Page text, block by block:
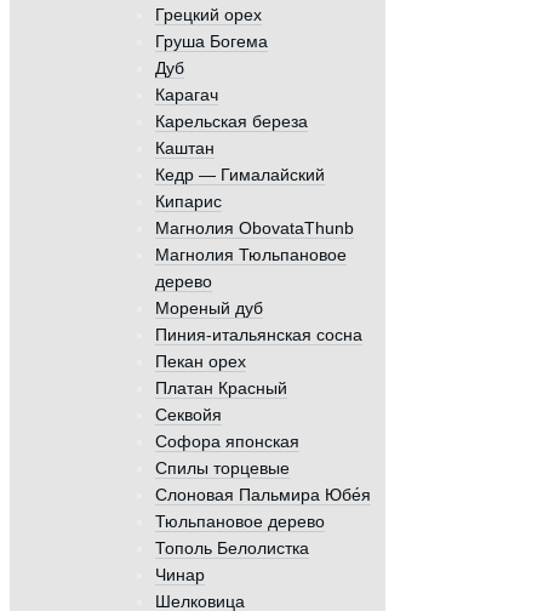
Грецкий орех
Груша Богема
Дуб
Карагач
Карельская береза
Каштан
Кедр — Гималайский
Кипарис
Магнолия ObovataThunb
Магнолия Тюльпановое
дерево
Мореный дуб
Пиния-итальянская сосна
Пекан орех
Платан Красный
Секвойя
Софора японская
Спилы торцевые
Слоновая Пальмира Юбе́я
Тюльпановое дерево
Тополь Белолистка
Чинар
Шелковица